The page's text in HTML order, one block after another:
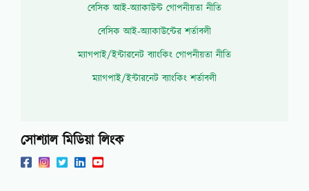
বেসিক আই-অ্যাকাউন্ট গোপনীয়তা নীতি
বেসিক আই-অ্যাকাউন্টের শর্তাবলী
ম্যাগপাই/ইন্টারনেট ব্যাংকিং গোপনীয়তা নীতি
ম্যাগপাই/ইন্টারনেট ব্যাংকিং শর্তাবলী
সোশ্যাল মিডিয়া লিংক